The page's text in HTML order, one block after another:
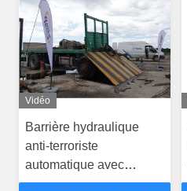
Vidéo
Barrière hydraulique
anti-terroriste
automatique avec
niveau de protection